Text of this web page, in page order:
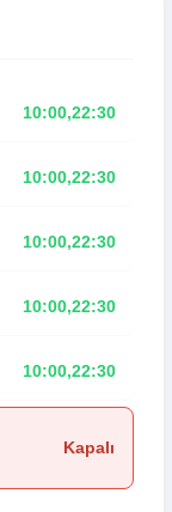
10:00,22:30
10:00,22:30
10:00,22:30
10:00,22:30
10:00,22:30
Kapalı